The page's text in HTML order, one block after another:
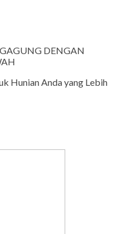
DENGAN
Hunian Anda yang Lebih